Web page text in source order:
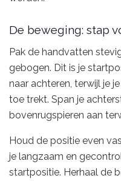
De beweging: stap
Pak de handvatten
gebogen. Dit is je
naar achteren, terwijl je
toe trekt. Span je
bovenrugspieren aan
Houd de positie even
je langzaam en
startpositie. Herhaal de